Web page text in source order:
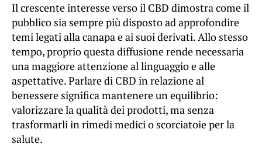
Il crescente interesse verso il CBD dimostra come il
pubblico sia sempre più disposto ad approfondire
temi legati alla canapa e ai suoi derivati. Allo stesso
tempo, proprio questa diffusione rende necessaria
una maggiore attenzione al linguaggio e alle
aspettative. Parlare di CBD in relazione al
benessere significa mantenere un equilibrio:
valorizzare la qualità dei prodotti, ma senza
trasformarli in rimedi medici o scorciatoie per la
salute.